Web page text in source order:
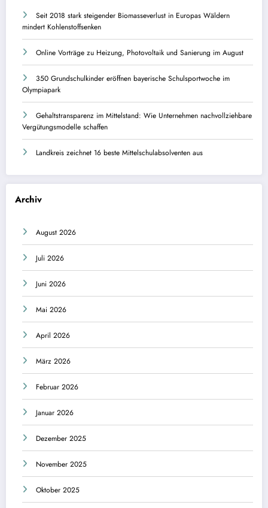
Seit 2018 stark steigender Biomasseverlust in Europas Wäldern
mindert Kohlenstoffsenken
Online Vorträge zu Heizung, Photovoltaik und Sanierung im August
350 Grundschulkinder eröffnen bayerische Schulsportwoche im
Olympiapark
Gehaltstransparenz im Mittelstand: Wie Unternehmen nachvollziehbare
Vergütungsmodelle schaffen
Landkreis zeichnet 16 beste Mittelschulabsolventen aus
Archiv
August 2026
Juli 2026
Juni 2026
Mai 2026
April 2026
März 2026
Februar 2026
Januar 2026
Dezember 2025
November 2025
Oktober 2025